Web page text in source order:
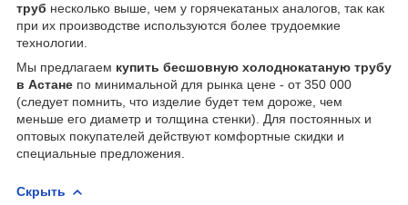
труб несколько выше, чем у горячекатаных аналогов, так как
при их производстве используются более трудоемкие
технологии.
Мы предлагаем купить бесшовную холоднокатаную трубу
в Астане по минимальной для рынка цене - от 350 000
(следует помнить, что изделие будет тем дороже, чем
меньше его диаметр и толщина стенки). Для постоянных и
оптовых покупателей действуют комфортные скидки и
специальные предложения.
Скрыть